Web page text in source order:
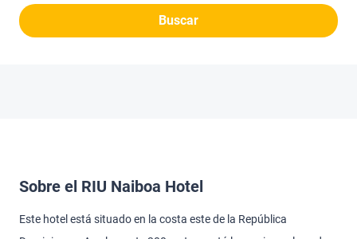
Buscar
Sobre el RIU Naiboa Hotel
Este hotel está situado en la costa este de la República